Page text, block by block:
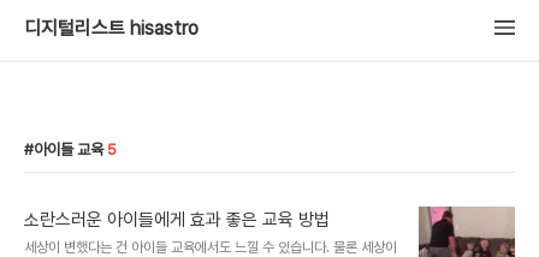
디지털리스트 hisastro
아이들 교육 5
소란스러운 아이들에게 효과 좋은 교육 방법
세상이 변했다는 건 아이들 교육에서도 느낄 수 있습니다. 물론 세상이